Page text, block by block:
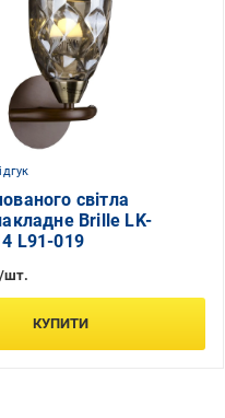
світла
Brille LK-
L91-019
шт.
КУПИТИ